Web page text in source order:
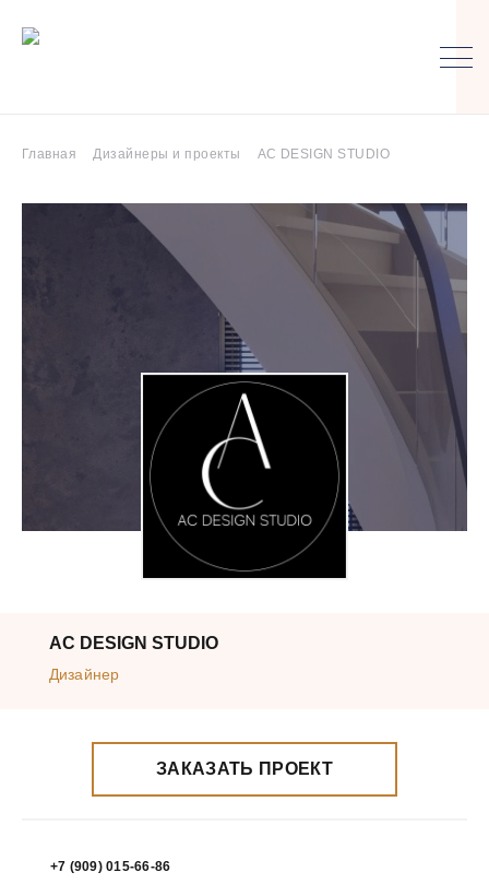
Главная Дизайнеры и проекты AC DESIGN STUDIO
AC DESIGN STUDIO
Дизайнер
ЗАКАЗАТЬ ПРОЕКТ
+7 (909) 015-66-86